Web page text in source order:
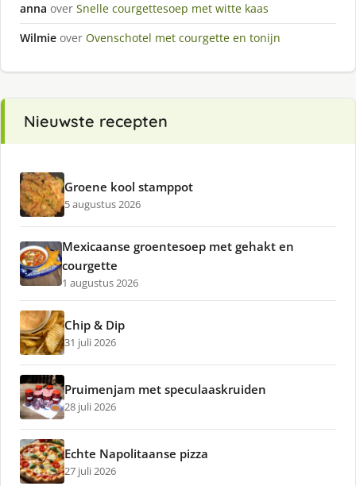
anna over Snelle courgettesoep met witte kaas
Wilmie over Ovenschotel met courgette en tonijn
Nieuwste recepten
Groene kool stamppot
5 augustus 2026
Mexicaanse groentesoep met gehakt en
courgette
1 augustus 2026
Chip & Dip
31 juli 2026
Pruimenjam met speculaaskruiden
28 juli 2026
Echte Napolitaanse pizza
27 juli 2026